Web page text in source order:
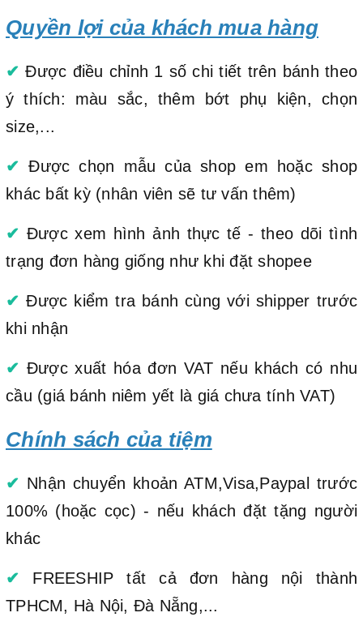
Quyền lợi của khách mua hàng
✔ Được điều chỉnh 1 số chi tiết trên bánh theo
ý thích: màu sắc, thêm bớt phụ kiện, chọn
size,...
✔ Được chọn mẫu của shop em hoặc shop
khác bất kỳ (nhân viên sẽ tư vấn thêm)
✔ Được xem hình ảnh thực tế - theo dõi tình
trạng đơn hàng giống như khi đặt shopee
✔ Được kiểm tra bánh cùng với shipper trước
khi nhận
✔ Được xuất hóa đơn VAT nếu khách có nhu
cầu (giá bánh niêm yết là giá chưa tính VAT)
Chính sách của tiệm
✔ Nhận chuyển khoản ATM,Visa,Paypal trước
100% (hoặc cọc) - nếu khách đặt tặng người
khác
✔ FREESHIP tất cả đơn hàng nội thành
TPHCM, Hà Nội, Đà Nẵng,...